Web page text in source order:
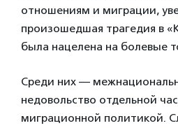
отношениям и миграции,
произошедшая трагедия в
была нацелена на болевые
Среди них —
недовольство отдельной
миграционной политикой.